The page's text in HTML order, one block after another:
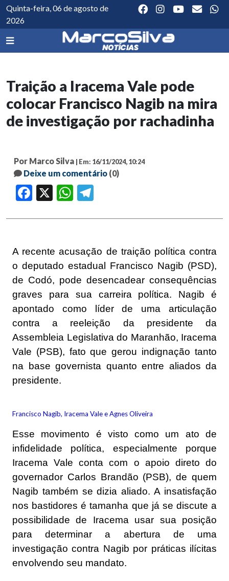
Quinta-feira, 06 de agosto de
2026
Traição a Iracema Vale pode
colocar Francisco Nagib na mira
de investigação por rachadinha
Por Marco Silva | Em: 16/11/2024, 10:24
Deixe um comentário (0)
Facebook WhatsApp
A recente acusação de traição política contra
o deputado estadual Francisco Nagib (PSD),
de Codó, pode desencadear consequências
graves para sua carreira política. Nagib é
apontado como líder de uma articulação
contra a reeleição da presidente da
Assembleia Legislativa do Maranhão, Iracema
Vale (PSB), fato que gerou indignação tanto
na base governista quanto entre aliados da
presidente.
Francisco Nagib, Iracema Vale e Agnes Oliveira
Esse movimento é visto como um ato de
infidelidade política, especialmente porque
Iracema Vale conta com o apoio direto do
governador Carlos Brandão (PSB), de quem
Nagib também se dizia aliado. A insatisfação
nos bastidores é tamanha que já se discute a
possibilidade de Iracema usar sua posição
para determinar a abertura de uma
investigação contra Nagib por práticas ilícitas
envolvendo seu mandato.